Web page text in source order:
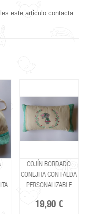
este articulo contacta
COJÍN BORDADO
CONEJITA CON FALDA
PERSONALIZABLE
19,90 €